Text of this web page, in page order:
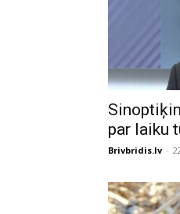
par laiku
Brivbridis.lv -